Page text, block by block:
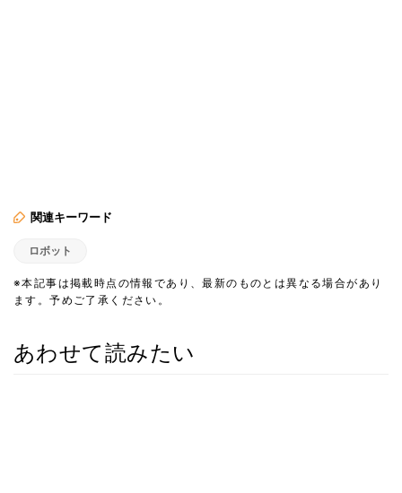
関連キーワード
ロボット
※本記事は掲載時点の情報であり、最新のものとは異なる場合があり
ます。予めご了承ください。
あわせて読みたい